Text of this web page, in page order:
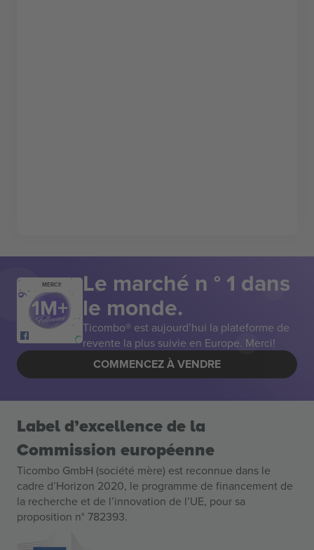
MERCI! Le marché n ° 1 dans
le monde.
Ticombo® est aujourd’hui la plateforme de
revente la plus suivie en Europe. Merci!
COMMENCEZ À VENDRE
Label d’excellence de la
Commission européenne
Ticombo GmbH (société mère) est reconnue dans le
cadre d’Horizon 2020, le programme de financement de
la recherche et de l’innovation de l’UE, pour sa
proposition n° 782393.